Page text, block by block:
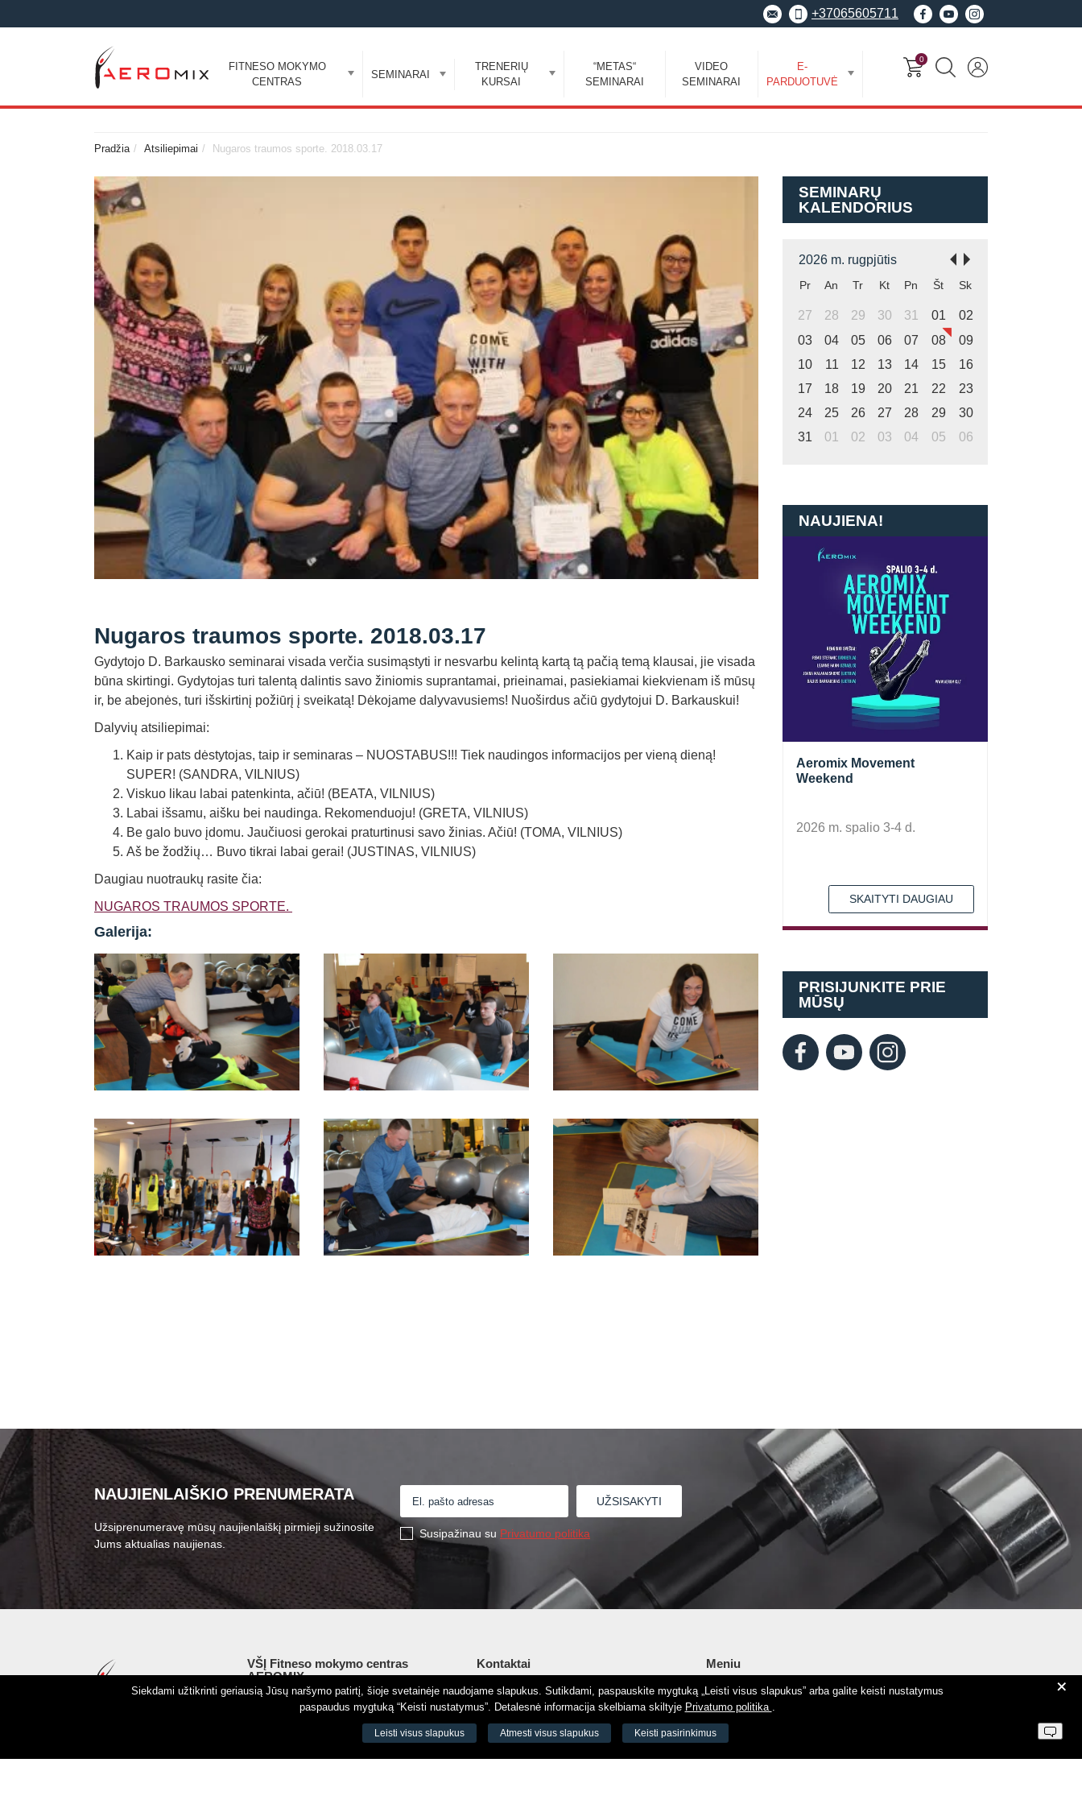
+37065605711
FITNESO MOKYMO
CENTRAS
SEMINARAI
TRENERIŲ
KURSAI
“METAS“
SEMINARAI
VIDEO
SEMINARAI
E-
PARDUOTUVĖ
0
Pradžia Atsiliepimai Nugaros traumos sporte. 2018.03.17
Nugaros traumos sporte. 2018.03.17
Gydytojo D. Barkausko seminarai visada verčia susimąstyti ir nesvarbu kelintą kartą tą pačią temą klausai, jie visada
būna skirtingi. Gydytojas turi talentą dalintis savo žiniomis suprantamai, prieinamai, pasiekiamai kiekvienam iš mūsų
ir, be abejonės, turi išskirtinį požiūrį į sveikatą! Dėkojame dalyvavusiems! Nuoširdus ačiū gydytojui D. Barkauskui!
Dalyvių atsiliepimai:
Kaip ir pats dėstytojas, taip ir seminaras – NUOSTABUS!!! Tiek naudingos informacijos per vieną dieną!
SUPER! (SANDRA, VILNIUS)
Viskuo likau labai patenkinta, ačiū! (BEATA, VILNIUS)
Labai išsamu, aišku bei naudinga. Rekomenduoju! (GRETA, VILNIUS)
Be galo buvo įdomu. Jaučiuosi gerokai praturtinusi savo žinias. Ačiū! (TOMA, VILNIUS)
Aš be žodžių… Buvo tikrai labai gerai! (JUSTINAS, VILNIUS)
Daugiau nuotraukų rasite čia:
NUGAROS TRAUMOS SPORTE.
Galerija:
SEMINARŲ
KALENDORIUS
2026 m. rugpjūtis
Pr An Tr Kt Pn Št Sk
27 28 29 30 31 01
02
03
04 05 06 07 08
09
10
11 12 13 14 15
16
17
18 19 20 21 22
23
24
25 26 27 28 29
30
31
01 02 03 04 05 06
NAUJIENA!
Aeromix Movement
Weekend
2026 m. spalio 3-4 d.
SKAITYTI DAUGIAU
PRISIJUNKITE PRIE
MŪSŲ
NAUJIENLAIŠKIO PRENUMERATA
Užsiprenumeravę mūsų naujienlaiškį pirmieji sužinosite
Jums aktualias naujienas.
Susipažinau su Privatumo politika
VŠĮ Fitneso mokymo centras
AEROMIX
Įm. k. 300034190
LT98 7300 0100 8525 8188
Swedbankas, banko kodas 73000
Kontaktai
Šv. Stepono g. 27C, Vilnius, Lietuva
+37060779864
Meniu
Apie Aeromix
Kontaktai
+
Siekdami užtikrinti geriausią Jūsų naršymo patirtį, šioje svetainėje naudojame slapukus. Sutikdami, paspauskite mygtuką „Leisti visus slapukus” arba galite keisti nustatymus
paspaudus mygtuką “Keisti nustatymus”. Detalesnė informacija skelbiama skiltyje Privatumo politika .
Leisti visus slapukus Atmesti visus slapukus Keisti pasirinkimus